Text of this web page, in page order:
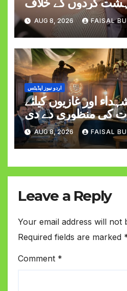
کیپٹن حمزہ اکرم
پر اظہارِ افسوس
AUG 8, 2026 FAISAL
اردو نیوز اپڈیٹس
اور غازیوں کیلئے
کی منظوری دے دی
AUG 8, 2026 FAISAL
Leave a Reply
Your email address will not
Required fields are marked
Comment *